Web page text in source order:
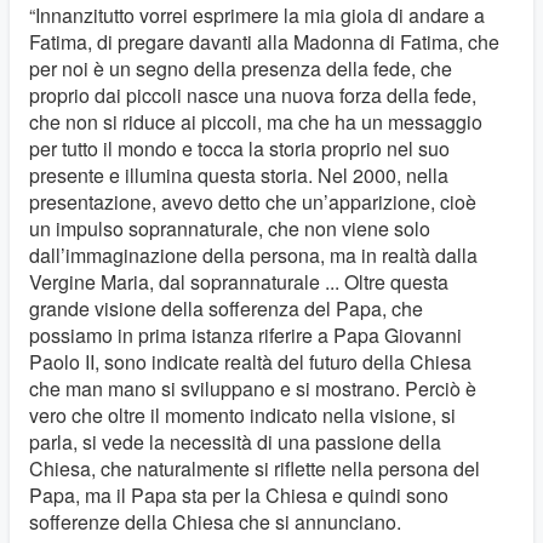
“Innanzitutto vorrei esprimere la mia gioia di andare a
Fatima, di pregare davanti alla Madonna di Fatima, che
per noi è un segno della presenza della fede, che
proprio dai piccoli nasce una nuova forza della fede,
che non si riduce ai piccoli, ma che ha un messaggio
per tutto il mondo e tocca la storia proprio nel suo
presente e illumina questa storia. Nel 2000, nella
presentazione, avevo detto che un’apparizione, cioè
un impulso soprannaturale, che non viene solo
dall’immaginazione della persona, ma in realtà dalla
Vergine Maria, dal soprannaturale ... Oltre questa
grande visione della sofferenza del Papa, che
possiamo in prima istanza riferire a Papa Giovanni
Paolo II, sono indicate realtà del futuro della Chiesa
che man mano si sviluppano e si mostrano. Perciò è
vero che oltre il momento indicato nella visione, si
parla, si vede la necessità di una passione della
Chiesa, che naturalmente si riflette nella persona del
Papa, ma il Papa sta per la Chiesa e quindi sono
sofferenze della Chiesa che si annunciano.